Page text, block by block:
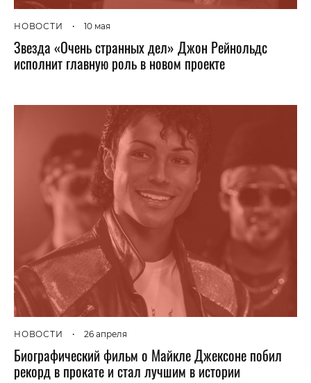
НОВОСТИ • 10 мая
Звезда «Очень странных дел» Джон Рейнольдс
исполнит главную роль в новом проекте
НОВОСТИ • 26 апреля
Биографический фильм о Майкле Джексоне побил
рекорд в прокате и стал лучшим в истории